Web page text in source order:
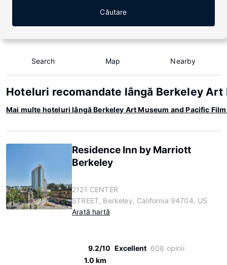
Căutare
Search Map Nearby
Hoteluri recomandate lângă Berkeley
Mai multe hoteluri lângă Berkeley Art Museum and Pacific
Residence Inn by Marriott
Berkeley
2121 CENTER
STREET, Berkeley, California 94704, US
Arată hartă
9.2/10 Excellent 608 opinii
1.0 km